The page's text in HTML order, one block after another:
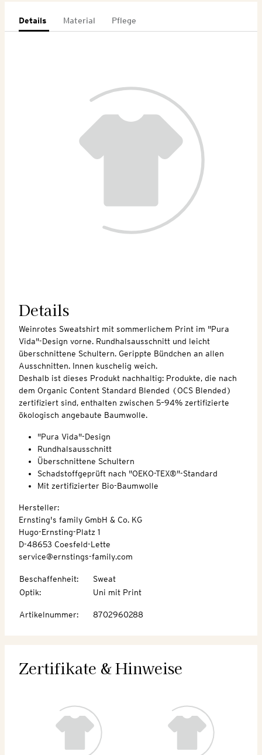
Details Material Pflege
Details
Weinrotes Sweatshirt mit sommerlichem Print im "Pura
Vida"-Design vorne. Rundhalsausschnitt und leicht
überschnittene Schultern. Gerippte Bündchen an allen
Ausschnitten. Innen kuschelig weich.
Deshalb ist dieses Produkt nachhaltig: Produkte, die nach
dem Organic Content Standard Blended (OCS Blended)
zertifiziert sind, enthalten zwischen 5–94% zertifizierte
ökologisch angebaute Baumwolle.
"Pura Vida"-Design
Rundhalsausschnitt
Überschnittene Schultern
Schadstoffgeprüft nach "OEKO-TEX®"-Standard
Mit zertifizierter Bio-Baumwolle
Hersteller:
Ernsting's family GmbH & Co. KG
Hugo-Ernsting-Platz 1
D-48653 Coesfeld-Lette
service@ernstings-family.com
Beschaffenheit:
Sweat
Optik: Uni mit Print
Artikelnummer: 8702960288
Zertifikate & Hinweise